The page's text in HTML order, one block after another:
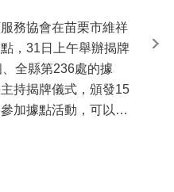
務協會在苗栗市維祥
，31日上午舉辦揭牌
全縣第236處的據
持揭牌儀式，頒發15
加據點活動，可以更
苗